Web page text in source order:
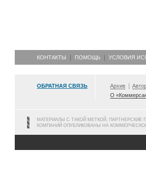
КОНТАКТЫ ПОМОЩЬ УСЛОВИЯ
ОБРАТНАЯ СВЯЗЬ Архив
О
МАТЕРИАЛЫ С ТАКОЙ МЕТКОЙ, ПАРТНЕРСКИЕ
КОМПАНИЙ ОПУБЛИКОВАНЫ НА